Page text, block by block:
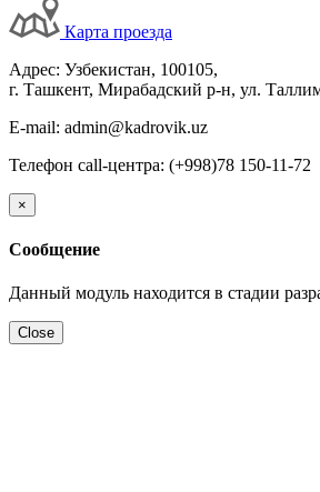
Карта проезда
Адрес: Узбекистан, 100105,
г. Ташкент, Мирабадский р-н, ул.
E-mail: admin@kadrovik.uz
Телефон call-центра: (+998)78 150-11-72
×
Сообщение
Данный модуль находится в стадии
Close